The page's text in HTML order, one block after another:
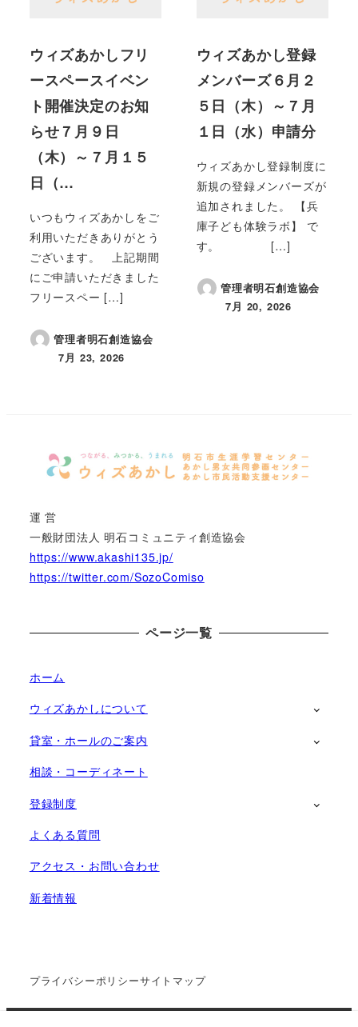
ウィズあかしフリ
ースペースイベン
ト開催決定のお知
らせ７月９日
（木）～７月１５
日（…
いつもウィズあかしをご
利用いただきありがとう
ございます。 上記期間
にご申請いただきました
フリースペー […]
管理者明石創造協会
投稿日
7月 23, 2026
ウィズあかし登録
メンバーズ６月２
５日（木）～７月
１日（水）申請分
ウィズあかし登録制度に
新規の登録メンバーズが
追加されました。 【兵
庫子ども体験ラボ】 で
す。 […]
管理者明石創造協会
投稿日
7月 20, 2026
運 営
一般財団法人 明石コミュニティ創造協会
https://www.akashi135.jp/
https://twitter.com/SozoComiso
ページ一覧
ホーム
ウィズあかしについて
貸室・ホールのご案内
相談・コーディネート
登録制度
よくある質問
アクセス・お問い合わせ
新着情報
プライバシーポリシーサイトマップ